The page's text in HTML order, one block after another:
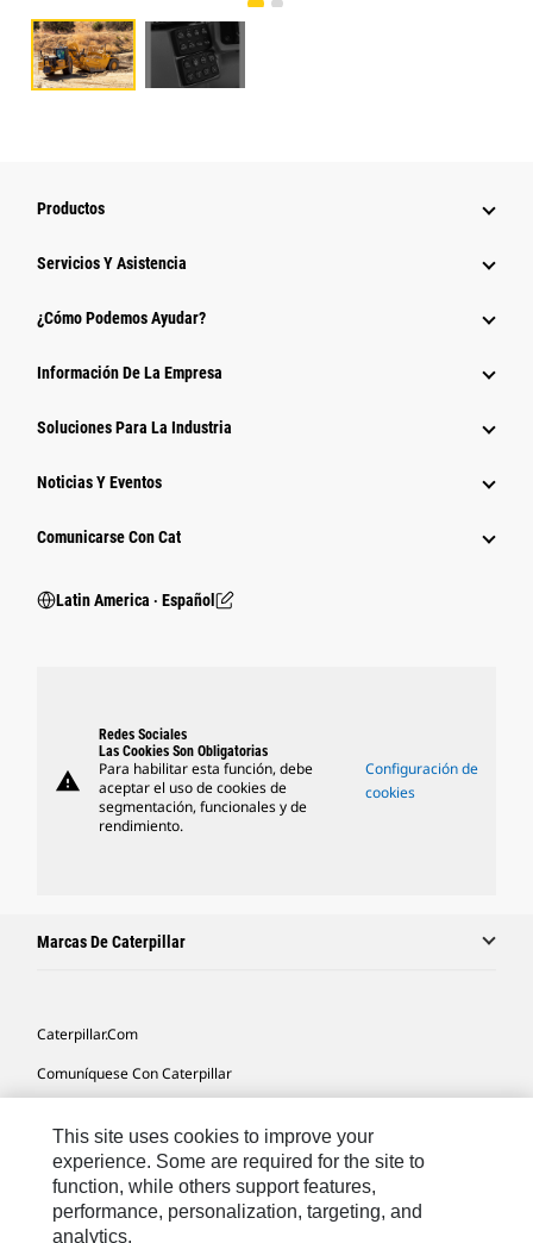
Productos
Servicios Y Asistencia
¿Cómo Podemos Ayudar?
Información De La Empresa
Soluciones Para La Industria
Noticias Y Eventos
Comunicarse Con Cat
Latin America ‧ Español
warning
Redes Sociales
Las Cookies Son Obligatorias
Para habilitar esta función, debe
aceptar el uso de cookies de
segmentación, funcionales y de
rendimiento.
Configuración de
cookies
Marcas De Caterpillar
Caterpillar.com
Comuníquese Con Caterpillar
Mapa Del Sitio
Cookie Settings
Avisos Legales
This site uses cookies to improve your
experience. Some are required for the site to
function, while others support features,
performance, personalization, targeting, and
analytics.